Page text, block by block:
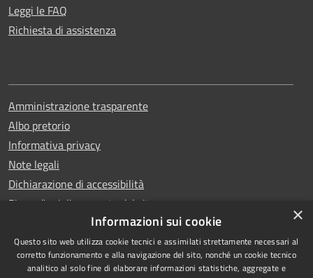
Leggi le FAQ
Richiesta di assistenza
Amministrazione trasparente
Albo pretorio
Informativa privacy
Note legali
Dichiarazione di accessibilità
Piano di miglioramento del sito
RSS Copyright © 2026 • Comune di
×
Informazioni sui cookie
Questo sito web utilizza cookie tecnici e assimilati strettamente necessari al
corretto funzionamento e alla navigazione del sito, nonché un cookie tecnico
analitico al solo fine di elaborare informazioni statistiche, aggregate e